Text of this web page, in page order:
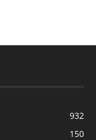
932
150